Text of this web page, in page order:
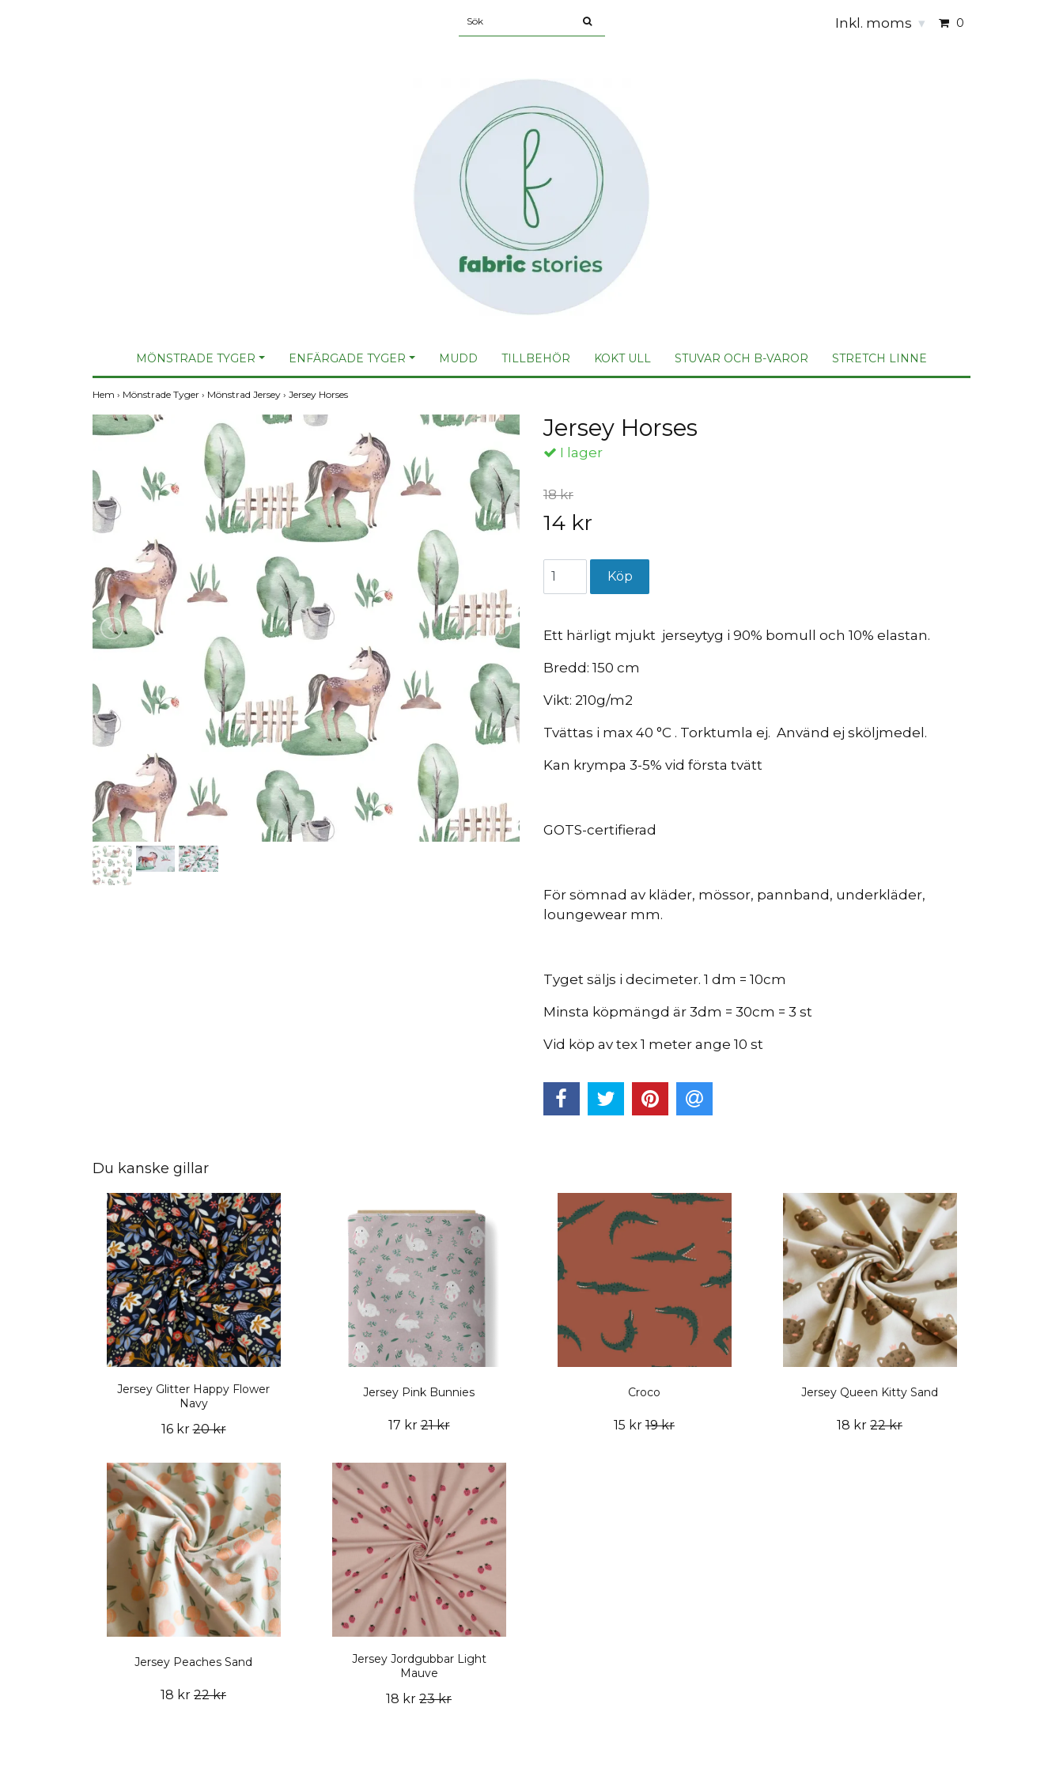
Inkl. moms ▾ 0
MÖNSTRADE TYGER ENFÄRGADE TYGER MUDD TILLBEHÖR KOKT ULL STUVAR OCH B-VAROR STRETCH LINNE
Hem › Mönstrade Tyger › Mönstrad Jersey › Jersey Horses
Jersey Horses
I lager
18 kr
14 kr
Ett härligt mjukt jerseytyg i 90% bomull och 10% elastan.
Bredd: 150 cm
Vikt: 210g/m2
Tvättas i max 40 °C . Torktumla ej. Använd ej sköljmedel.
Kan krympa 3-5% vid första tvätt
GOTS-certifierad
För sömnad av kläder, mössor, pannband, underkläder,
loungewear mm.
Tyget säljs i decimeter. 1 dm = 10cm
Minsta köpmängd är 3dm = 30cm = 3 st
Vid köp av tex 1 meter ange 10 st
Du kanske gillar
Jersey Glitter Happy Flower
Navy
16 kr20 kr
Jersey Pink Bunnies
17 kr21 kr
Croco
15 kr 19 kr
Jersey Queen Kitty Sand
18 kr 22 kr
Jersey Peaches Sand
18 kr 22 kr
Jersey Jordgubbar Light
Mauve
18 kr 23 kr